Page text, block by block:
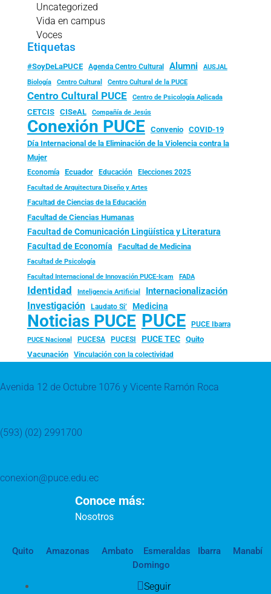
Uncategorized
Vida en campus
Voces
Etiquetas
#SoyDeLaPUCE Agenda Centro Cultural Alumni
AUSJAL
Biología
Centro Cultural Centro Cultural de la PUCE
Centro Cultural PUCE Centro de Psicología Aplicada
CETCIS CISeAL Compañía de Jesús
Conexión PUCE Convenio
COVID-19
Día Internacional de la Eliminación de la Violencia contra la
Mujer
Economía Ecuador Educación Elecciones 2025
Facultad de Arquitectura Diseño y Artes
Facultad de Ciencias de la Educación
Facultad de Ciencias Humanas
Facultad de Comunicación Lingüística y Literatura
Facultad de Economía Facultad de Medicina
Facultad de Psicología
Facultad Internacional de Innovación PUCE-Icam FADA
Identidad Inteligencia Artificial Internacionalización
Investigación Laudato Si’ Medicina
Noticias PUCE PUCE PUCE Ibarra
PUCE Nacional PUCESA PUCESI PUCE TEC
Quito
Vacunación
Vinculación con la colectividad
Avenida 12 de Octubre 1076 y Vicente Ramón Roca
(593) (02) 2991700
conexion@puce.edu.ec
Conoce más:
Nosotros
Quito Amazonas Ambato Esmeraldas Ibarra
Manabí
Domingo
Seguir